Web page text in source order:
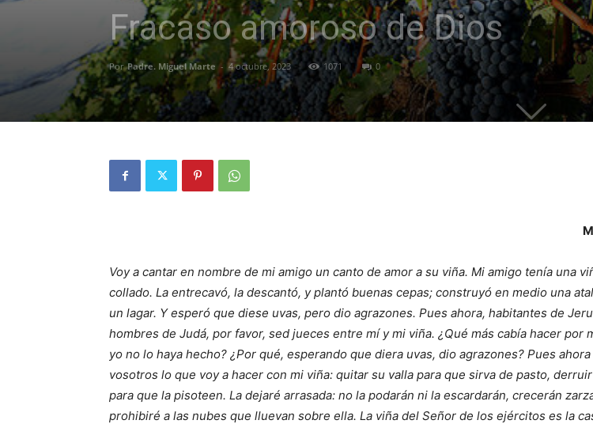
Fracaso amoroso de Dios
Por Padre. Miguel Marte - 4 octubre, 2023 1071 0
Voy a cantar en nombre de mi amigo un canto de amor a su viña. Mi amigo tenía una
collado. La entrecavó, la descantó, y plantó buenas cepas; construyó en medio una
un lagar. Y esperó que diese uvas, pero dio agrazones. Pues ahora, habitantes de
hombres de Judá, por favor, sed jueces entre mí y mi viña. ¿Qué más cabía hacer por
yo no lo haya hecho? ¿Por qué, esperando que diera uvas, dio agrazones? Pues
vosotros lo que voy a hacer con mi viña: quitar su valla para que sirva de pasto,
para que la pisoteen. La dejaré arrasada: no la podarán ni la escardarán, crecerán
prohibiré a las nubes que lluevan sobre ella. La viña del Señor de los ejércitos es la